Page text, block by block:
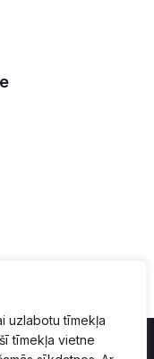
uzlabotu tīmekļa
tīmekļa vietne